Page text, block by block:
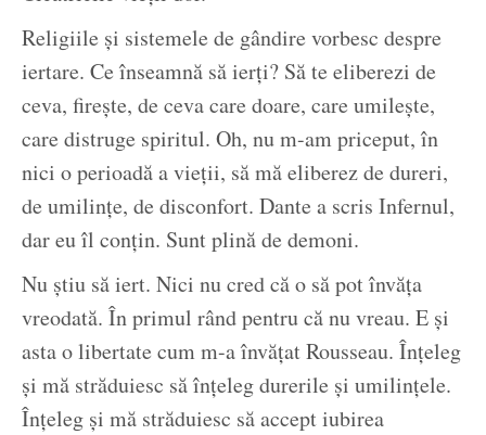
Religiile și sistemele de gândire vorbesc despre
iertare. Ce înseamnă să ierți? Să te eliberezi de
ceva, firește, de ceva care doare, care umilește,
care distruge spiritul. Oh, nu m-am priceput, în
nici o perioadă a vieții, să mă eliberez de dureri,
de umilințe, de disconfort. Dante a scris Infernul,
dar eu îl conțin. Sunt plină de demoni.
Nu știu să iert. Nici nu cred că o să pot învăța
vreodată. În primul rând pentru că nu vreau. E și
asta o libertate cum m-a învățat Rousseau. Înțeleg
și mă străduiesc să înțeleg durerile și umilințele.
Înțeleg și mă străduiesc să accept iubirea